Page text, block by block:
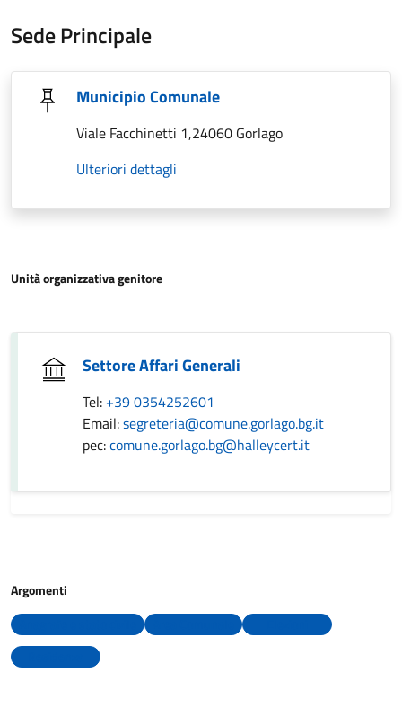
Sede Principale
Municipio Comunale
Viale Facchinetti 1,24060 Gorlago
Ulteriori dettagli
Unità organizzativa genitore
Settore Affari Generali
Tel: +39 0354252601
Email:segreteria@comune.gorlago.bg.it
pec:comune.gorlago.bg@halleycert.it
Argomenti